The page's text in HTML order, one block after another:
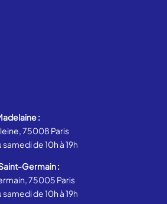
:
75008 Paris
de 10h à 19h
Germain :
75005 Paris
de 10h à 19h